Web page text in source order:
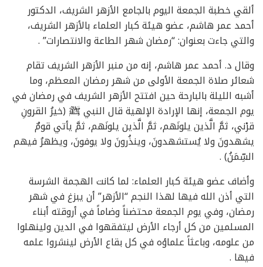
ألقي خطبة الجمعة اليوم بالجامع الأزهر الشريف، الدكتور
أحمد عمر هاشم، عضو هيئة كبار العلماء بالأزهر الشريف،
والتي جاءت بعنوان: “رمضان شهر الطاعة والانتصارات” .
وقال د. أحمد عمر هاشم، إنه من منبر الأزهر الشريف تقام
شعائر صلاة الجمعة الأولى من شهر رمضان المعظم، وما
أشبه الليلة بالبارحة حين افتتح الأزهر الشريف في رمضان في
يوم الجمعة، إنها الإرادة الإلهية قال النبي ﷺ (خيرُ القرونِ
قرْني، ثمَّ الَّذين يلونَهم، ثمَّ الَّذين يلونَهم، ثمَّ يأتي قومٌ
يشهدونَ ولا يُستشهدونَ، وينذُرونَ ولا يوفونَ، ويظهرُ فيهم
السِّمَنُ) .
وأضاف عضو هيئة كبار العلماء: لما كانت الهجمة الشرسة
التي أذن الله فيها لهذا النجم “الأزهر” أن يبزغ في شهر
رمضان، وفي يوم الجمعة محتضناً وضاماً في أروقته أبناء
المسلمين من كل أرجاء الأرض ليتفقهوا في الدين ولينهلوا
من علومه، وباعثاً علماؤه في كل بقاع الأرض لينشروا علمه
فيها .